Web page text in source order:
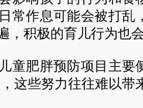
常作息可能会被打乱
，积极的育儿行为也
童肥胖预防项目主要
这些努力往往难以带